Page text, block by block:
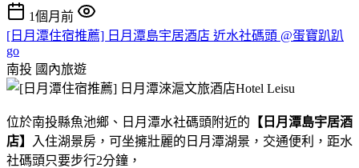
1個月前
[日月潭住宿推薦] 日月潭島宇居酒店 近水社碼頭 @蛋寶趴趴
go
南投 國內旅遊
位於南投縣魚池鄉、日月潭水社碼頭附近的 【日月潭島宇居酒
店】
入住湖景房，可坐擁壯麗的日月潭湖景，交通便利，距水
社碼頭只要步行2分鐘，